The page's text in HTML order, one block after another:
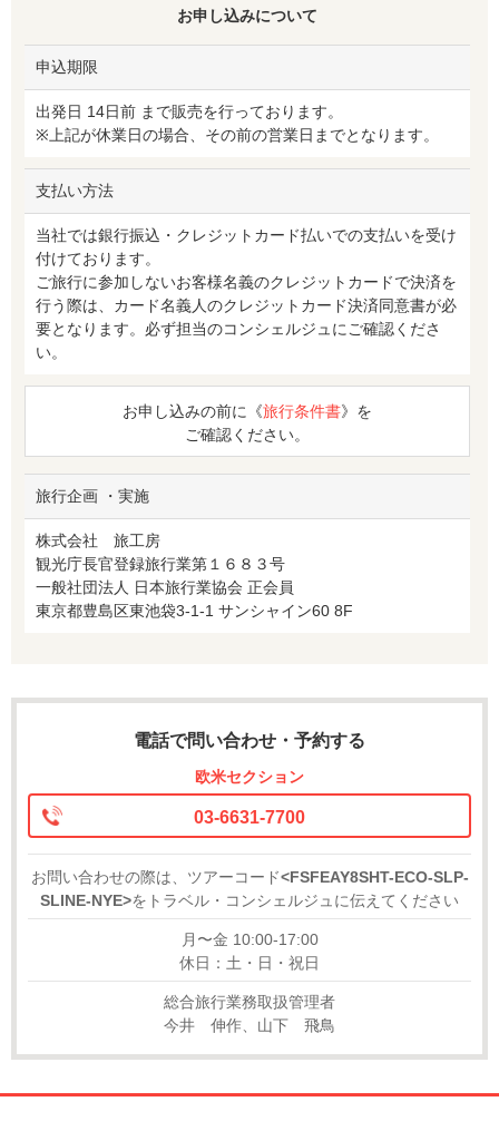
お申し込みについて
申込期限
出発日 14日前 まで販売を行っております。
※上記が休業日の場合、その前の営業日までとなります。
支払い方法
当社では銀行振込・クレジットカード払いでの支払いを受け
付けております。
ご旅行に参加しないお客様名義のクレジットカードで決済を
行う際は、カード名義人のクレジットカード決済同意書が必
要となります。必ず担当のコンシェルジュにご確認くださ
い。
お申し込みの前に《旅行条件書》を
ご確認ください。
旅行企画 ・実施
株式会社 旅工房
観光庁長官登録旅行業第１６８３号
一般社団法人 日本旅行業協会 正会員
東京都豊島区東池袋3-1-1 サンシャイン60 8F
電話で問い合わせ・予約する
欧米セクション
03-6631-7700
お問い合わせの際は、ツアーコード<FSFEAY8SHT-ECO-SLP-
SLINE-NYE>をトラベル・コンシェルジュに伝えてください
月〜金 10:00-17:00
休日：土・日・祝日
総合旅行業務取扱管理者
今井 伸作、山下 飛鳥